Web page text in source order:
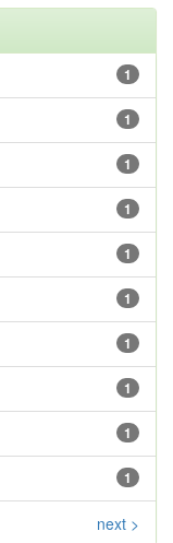
1
1
1
1
1
1
1
1
1
1
next >